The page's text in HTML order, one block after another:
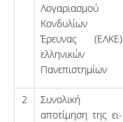
Λογαριασμού
Κονδυλίων
Έρευνας (ΕΛΚΕ)
ελληνικών
Πανεπιστημίων
2
Συνολική
αποτίμηση της ει­